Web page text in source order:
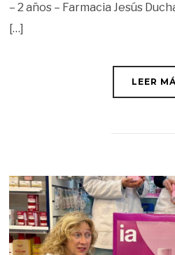
– 2 años – Farmacia Jesús
[…]
LEER